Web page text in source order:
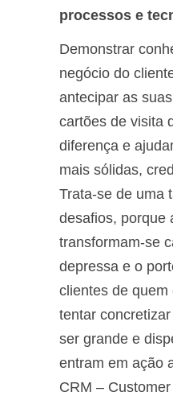
processos e
Demonstrar
negócio do
antecipar as
cartões de visita
diferença e
mais sólidas,
Trata-se de uma
desafios, porque
transformam-se
depressa e o
clientes de
tentar
ser grande e
entram em ação
CRM –